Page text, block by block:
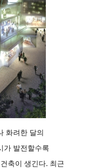
화려한 달의
가 발전할수록
축이 생긴다. 최근